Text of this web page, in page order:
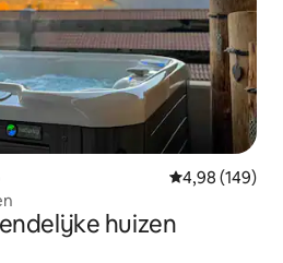
Gemiddelde
4,98 (149)
huizen